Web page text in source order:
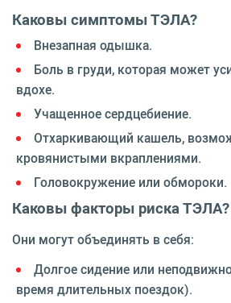
Каковы симптомы ТЭЛА?
Внезапная одышка.
Боль в груди, которая может
вдохе.
Учащенное сердцебиение.
Отхаркивающий кашель,
кровянистыми вкраплениями.
Головокружение или обмороки.
Каковы факторы риска ТЭЛА?
Они могут объединять в себя:
Долгое сидение или
время длительных поездок).